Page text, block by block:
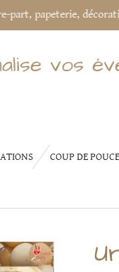
part, papeterie,
vos
COUP DE